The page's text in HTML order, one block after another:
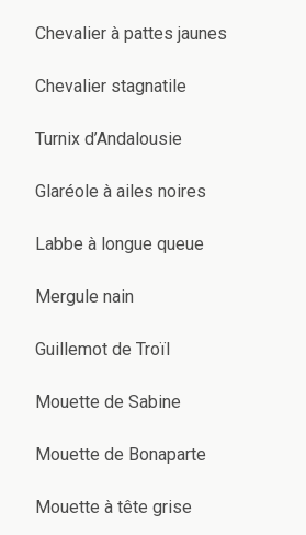
Chevalier à pattes jaunes
Chevalier stagnatile
Turnix d’Andalousie
Glaréole à ailes noires
Labbe à longue queue
Mergule nain
Guillemot de Troïl
Mouette de Sabine
Mouette de Bonaparte
Mouette à tête grise